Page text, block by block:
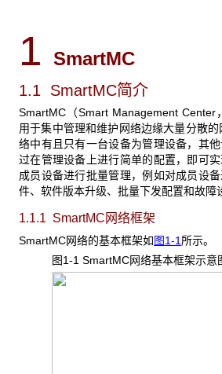
1 SmartMC
1.1 SmartMC简介
SmartMC（Smart Management
用于集中管理和维护网络边缘大量分散
络中有且只有一台设备为管理设备，其
过在管理设备上进行简单的配置，即可
成员设备进行批量管理，例如对成员设
件、软件版本升级、批量下发配置和故障
1.1.1 SmartMC网络框架
SmartMC网络的基本框架如图1-1 所示。
图1-1 SmartMC网络基本框架示意